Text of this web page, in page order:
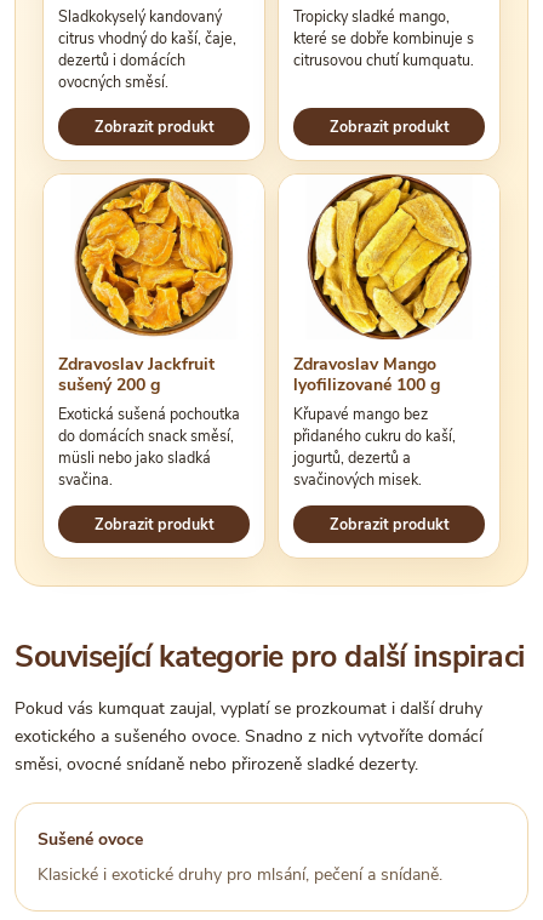
Sladkokyselý kandovaný
citrus vhodný do kaší, čaje,
dezertů i domácích
ovocných směsí.
Zobrazit produkt
Tropicky sladké mango,
které se dobře kombinuje s
citrusovou chutí kumquatu.
Zobrazit produkt
Zdravoslav Jackfruit
sušený 200 g
Exotická sušená pochoutka
do domácích snack směsí,
müsli nebo jako sladká
svačina.
Zobrazit produkt
Zdravoslav Mango
lyofilizované 100 g
Křupavé mango bez
přidaného cukru do kaší,
jogurtů, dezertů a
svačinových misek.
Zobrazit produkt
Související kategorie pro další inspiraci
Pokud vás kumquat zaujal, vyplatí se prozkoumat i další druhy
exotického a sušeného ovoce. Snadno z nich vytvoříte domácí
směsi, ovocné snídaně nebo přirozeně sladké dezerty.
Sušené ovoce
Klasické i exotické druhy pro mlsání, pečení a snídaně.